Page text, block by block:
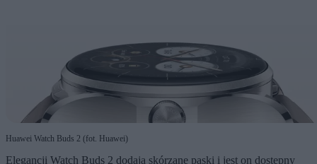
Huawei Watch Buds 2 (fot. Huawei)
Elegancji Watch Buds 2 dodają skórzane paski i jest on dostępny